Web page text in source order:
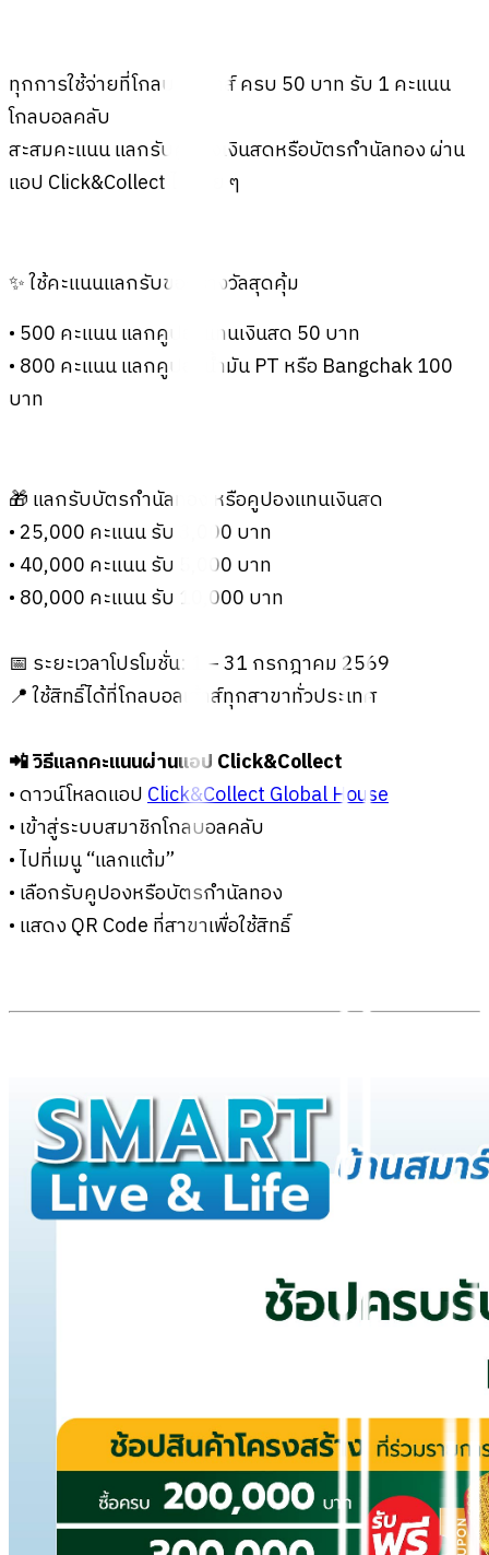
ทุกการใช้จ่ายที่โกลบอลเฮ้าส์ ครบ 50 บาท รับ 1 คะแนน
โกลบอลคลับ
สะสมคะแนน แลกรับคูปองเงินสดหรือบัตรกำนัลทอง ผ่าน
แอป Click&Collect ได้ง่าย ๆ
✨ ใช้คะแนนแลกรับของรางวัลสุดคุ้ม
• 500 คะแนน แลกคูปองแทนเงินสด 50 บาท
• 800 คะแนน แลกคูปองน้ำมัน PT หรือ Bangchak 100
บาท
🎁 แลกรับบัตรกำนัลทอง หรือคูปองแทนเงินสด
• 25,000 คะแนน รับ 3,000 บาท
• 40,000 คะแนน รับ 5,000 บาท
• 80,000 คะแนน รับ 10,000 บาท
📅 ระยะเวลาโปรโมชั่น: 1 – 31 กรกฎาคม 2569
📍 ใช้สิทธิ์ได้ที่โกลบอลเฮ้าส์ทุกสาขาทั่วประเทศ
📲 วิธีแลกคะแนนผ่านแอป Click&Collect
• ดาวน์โหลดแอปClick&Collect Global House
• เข้าสู่ระบบสมาชิกโกลบอลคลับ
• ไปที่เมนู “แลกแต้ม”
• เลือกรับคูปองหรือบัตรกำนัลทอง
• แสดง QR Code ที่สาขาเพื่อใช้สิทธิ์